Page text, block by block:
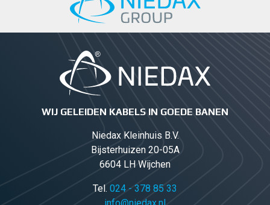
WIJ GELEIDEN KABELS IN GOEDE BANEN
Niedax Kleinhuis B.V.
Bijsterhuizen 20-05A
6604 LH Wijchen
Tel. 024 - 378 85 33